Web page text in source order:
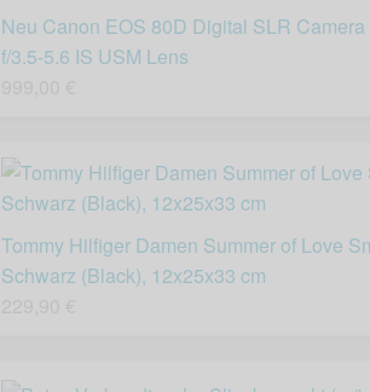
Neu Canon EOS 80D Digital SLR Camera
f/3.5-5.6 IS USM Lens
Tommy Hilfiger Damen Summer of Love
Schwarz (Black), 12x25x33 cm